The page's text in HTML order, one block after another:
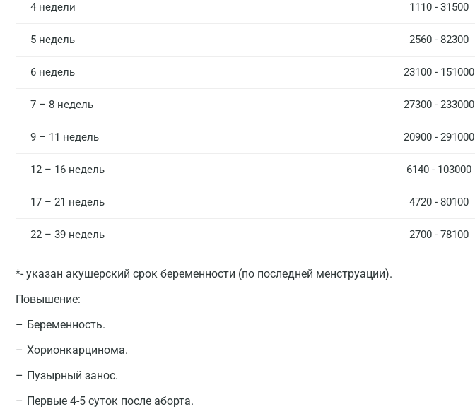
4 недели 1110 - 31500
5 недель 2560 - 82300
6 недель 23100 - 151000
7 – 8 недель 27300 - 233000
9 – 11 недель 20900 - 291000
12 – 16 недель 6140 - 103000
17 – 21 недель 4720 - 80100
22 – 39 недель 2700 - 78100
*- указан акушерский срок беременности (по последней менструации).
Повышение:
Беременность.
Хорионкарцинома.
Пузырный занос.
Первые 4-5 суток после аборта.
Геленджик